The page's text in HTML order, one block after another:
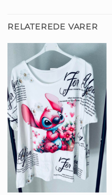
RELATEREDE VARER